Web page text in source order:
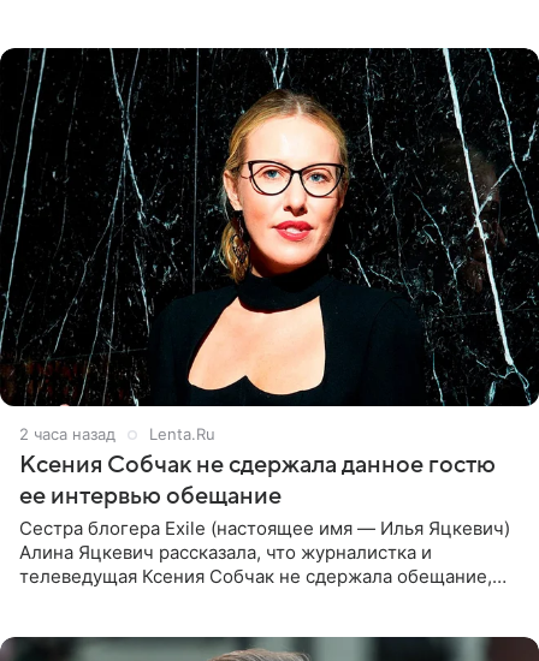
2 часа назад Lenta.Ru
Ксения Собчак не сдержала данное гостю
ее интервью обещание
Сестра блогера Exile (настоящее имя — Илья Яцкевич)
Алина Яцкевич рассказала, что журналистка и
телеведущая Ксения Собчак не сдержала обещание,